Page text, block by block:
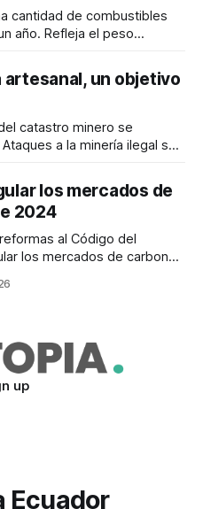
cantidad de combustibles
año. Refleja el peso
artesanal, un objetivo
catastro minero se
a la minería ilegal se
los mercados de
2024
al Código del
los mercados de carbono,
up
Ecuador